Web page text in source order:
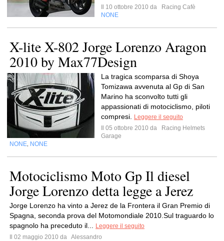
Il 10 ottobre 2010 da
Racing Cafè
NONE
X-lite X-802 Jorge Lorenzo Aragon
2010 by Max77Design
La tragica scomparsa di Shoya
Tomizawa avvenuta al Gp di San
Marino ha sconvolto tutti gli
appassionati di motociclismo, piloti
compresi.
Leggere il seguito
Il 05 ottobre 2010 da
Racing Helmets
Garage
NONE NONE
Motociclismo Moto Gp Il diesel
Jorge Lorenzo detta legge a Jerez
Jorge Lorenzo ha vinto a Jerez de la Frontera il Gran Premio di
Spagna, seconda prova del Motomondiale 2010.Sul traguardo lo
spagnolo ha preceduto il...
Leggere il seguito
Il 02 maggio 2010 da Alessandro